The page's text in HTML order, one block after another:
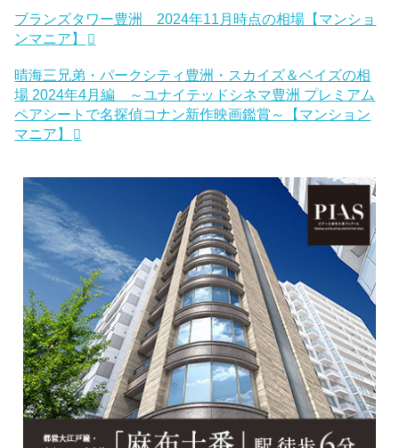
ブランズタワー豊洲 2024年11月時点の相場【マンショ
ンマニア】
晴海三兄弟・パークシティ豊洲・スカイズ＆ベイズの相
場 2024年4月編 ～ユナイテッドシネマ豊洲 プレミアム
ペアシートで名探偵コナン新作映画鑑賞～【マンション
マニア】